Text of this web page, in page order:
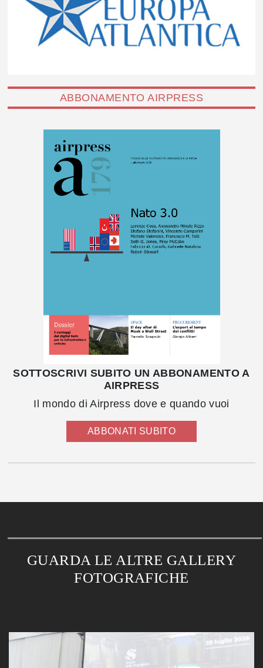
ABBONAMENTO AIRPRESS
SOTTOSCRIVI SUBITO UN ABBONAMENTO A
AIRPRESS
Il mondo di Airpress dove e quando vuoi
ABBONATI SUBITO
GUARDA LE ALTRE GALLERY
FOTOGRAFICHE